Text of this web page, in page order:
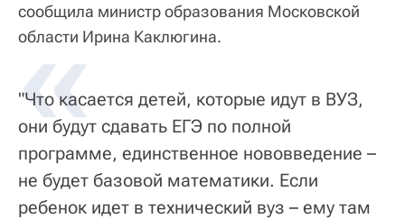
сообщила министр образования Московской
области Ирина Каклюгина.
«
"Что касается детей, которые идут в ВУЗ,
они будут сдавать ЕГЭ по полной
программе, единственное нововведение –
не будет базовой математики. Если
ребенок идет в технический вуз – ему там